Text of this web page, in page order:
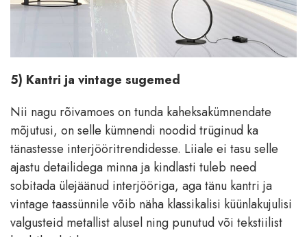
5) Kantri ja vintage sugemed
Nii nagu rõivamoes on tunda kaheksakümnendate
mõjutusi, on selle kümnendi noodid trüginud ka
tänastesse interjööritrendidesse. Liiale ei tasu selle
ajastu detailidega minna ja kindlasti tuleb need
sobitada ülejäänud interjööriga, aga tänu kantri ja
vintage taassünnile võib näha klassikalisi küünlakujulisi
valgusteid metallist alusel ning punutud või tekstiilist